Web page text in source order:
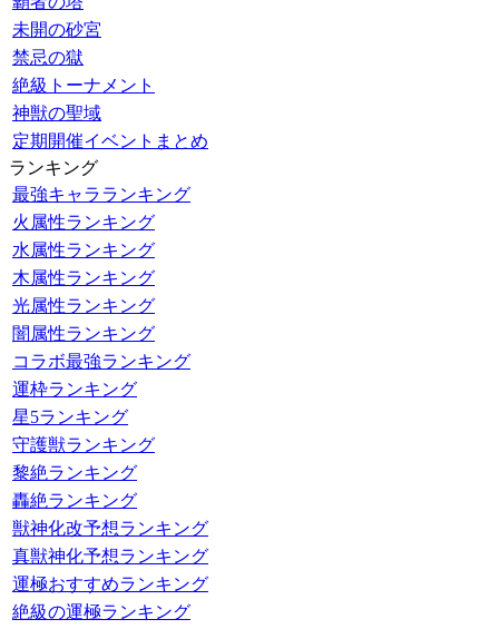
未開の砂宮
禁忌の獄
絶級トーナメント
神獣の聖域
定期開催イベントまとめ
ランキング
最強キャラランキング
火属性ランキング
水属性ランキング
木属性ランキング
光属性ランキング
闇属性ランキング
コラボ最強ランキング
運枠ランキング
星5ランキング
守護獣ランキング
黎絶ランキング
轟絶ランキング
獣神化改予想ランキング
真獣神化予想ランキング
運極おすすめランキング
絶級の運極ランキング